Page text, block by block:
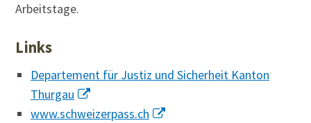
Arbeitstage.
Links
Departement für Justiz und Sicherheit Kanton
Thurgau
www.schweizerpass.ch